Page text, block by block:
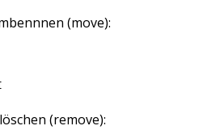
(move):
(remove):